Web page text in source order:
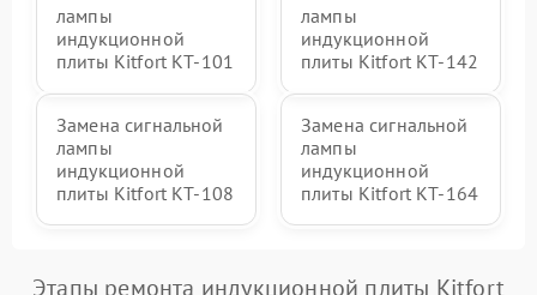
лампы
индукционной
плиты Kitfort КТ-101
лампы
индукционной
плиты Kitfort КТ-142
Замена сигнальной
лампы
индукционной
плиты Kitfort КТ-108
Замена сигнальной
лампы
индукционной
плиты Kitfort КТ-164
Этапы ремонта индукционной плиты Kitfort